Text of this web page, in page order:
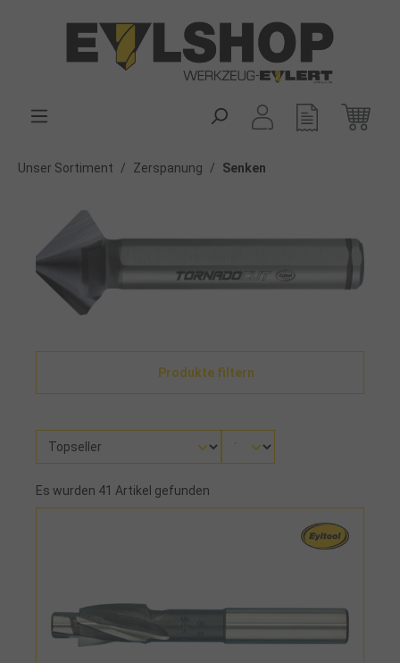
Unser Sortiment / Zerspanung / Senken
Produkte filtern
Es wurden 41 Artikel gefunden